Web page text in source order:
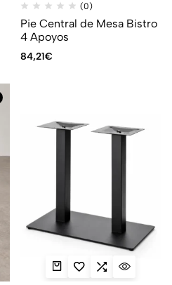
(0)
Pie Central de Mesa Bistro
4 Apoyos
84,21€